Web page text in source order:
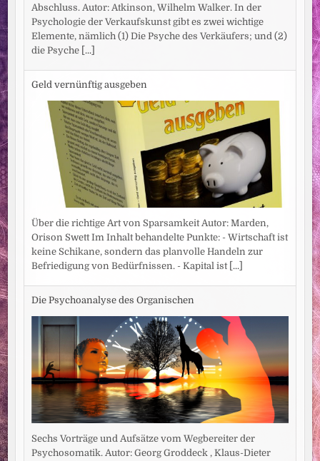
Abschluss. Autor: Atkinson, Wilhelm Walker. In der
Psychologie der Verkaufskunst gibt es zwei wichtige
Elemente, nämlich (1) Die Psyche des Verkäufers; und (2)
die Psyche [...]
Geld vernünftig ausgeben
Über die richtige Art von Sparsamkeit Autor: Marden,
Orison Swett Im Inhalt behandelte Punkte: - Wirtschaft ist
keine Schikane, sondern das planvolle Handeln zur
Befriedigung von Bedürfnissen. - Kapital ist [...]
Die Psychoanalyse des Organischen
Sechs Vorträge und Aufsätze vom Wegbereiter der
Psychosomatik. Autor: Georg Groddeck , Klaus-Dieter